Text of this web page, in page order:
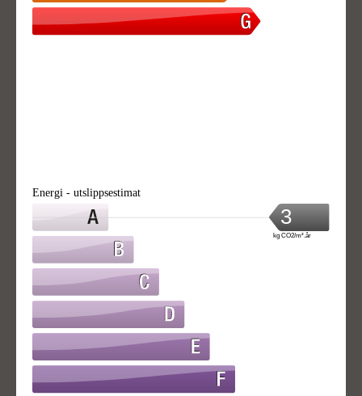
Energi - utslippsestimat
3
kg CO2/m².år